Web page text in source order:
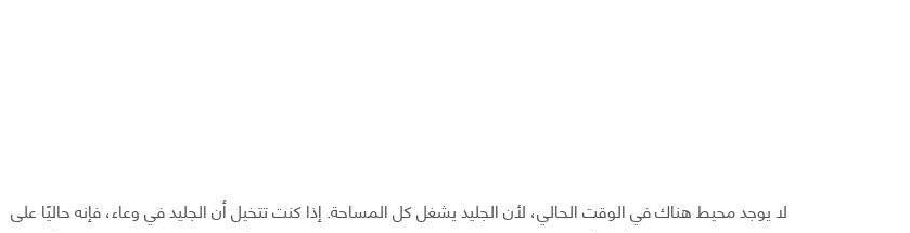
لا يوجد محيط هناك في الوقت الحالي، لأن الجليد يشغل كل المساحة. إذا كنت تتخيل أن الجليد في وعاء، فإنه حاليًا على